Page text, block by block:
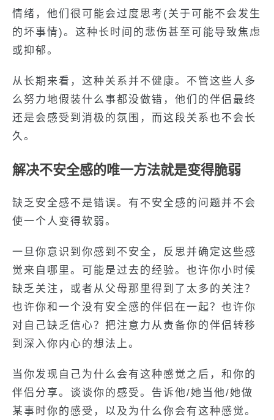
情绪，他们很可能会过度思考(关于可能不会发生
的坏事情)。这种长时间的悲伤甚至可能导致焦虑
或抑郁。
从长期来看，这种关系并不健康。不管这些人多
么努力地假装什么事都没做错，他们的伴侣最终
还是会感受到消极的氛围，而这段关系也不会长
久。
解决不安全感的唯一方法就是变得脆弱
缺乏安全感不是错误。有不安全感的问题并不会
使一个人变得软弱。
一旦你意识到你感到不安全，反思并确定这些感
觉来自哪里。可能是过去的经验。也许你小时候
缺乏关注，或者从父母那里得到了太多的关注？
也许你和一个没有安全感的伴侣在一起？也许你
对自己缺乏信心？把注意力从责备你的伴侣转移
到深入你内心的想法上。
当你发现自己为什么会有这种感觉之后，和你的
伴侣分享。谈谈你的感受。告诉他/她当他/她做
某事时你的感受，以及为什么你会有这种感觉。